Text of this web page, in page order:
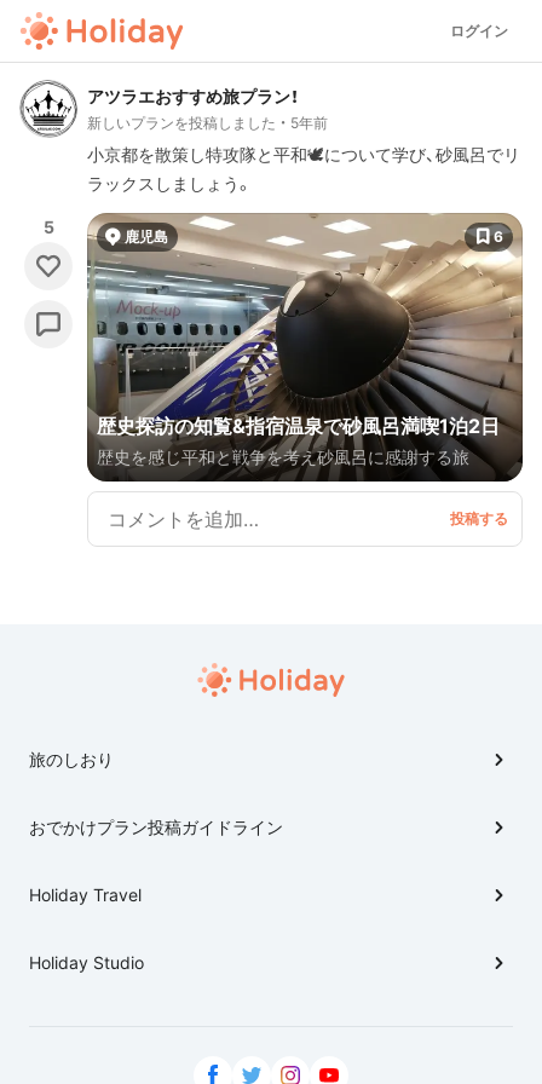
ログイン
アツラエおすすめ旅プラン！
新しいプランを投稿しました 5年前
小京都を散策し特攻隊と平和🕊について学び、砂風呂でリ
ラックスしましょう。
5 鹿児島 6
歴史探訪の知覧&指宿温泉で砂風呂満喫1泊2日
歴史を感じ平和と戦争を考え砂風呂に感謝する旅
旅のしおり
おでかけプラン投稿ガイドライン
Holiday Travel
Holiday Studio